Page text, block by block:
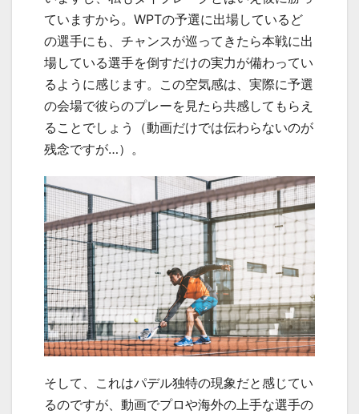
ていますから。WPTの予選に出場しているど
の選手にも、チャンスが巡ってきたら本戦に出
場している選手を倒すだけの実力が備わってい
るように感じます。この空気感は、実際に予選
の会場で彼らのプレーを見たら共感してもらえ
ることでしょう（動画だけでは伝わらないのが
残念ですが…）。
そして、これはパデル独特の現象だと感じてい
るのですが、動画でプロや海外の上手な選手の